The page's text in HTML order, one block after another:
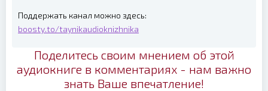
Поддержать канал можно здесь:
boosty.to/taynikaudioknizhnika
Поделитесь своим мнением об этой
аудиокниге в комментариях - нам важно
знать Ваше впечатление!